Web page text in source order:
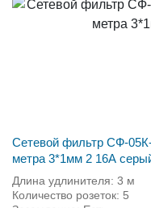
Сетевой фильтр СФ-
метра 3*1мм 2 16А
Длина удлинителя: 3 м
Количество розеток: 5